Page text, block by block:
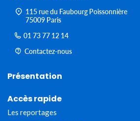
115 rue du Faubourg Poissonnière
75009 Paris
01 73 77 12 14
Contactez-nous
Présentation
Accès rapide
Les reportages